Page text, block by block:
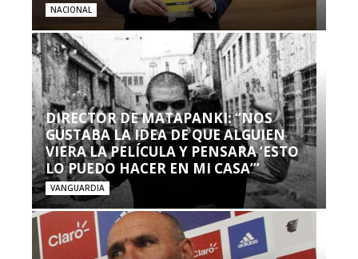
NACIONAL
DIRECTOR DE MATAPANKI: “NOS
GUSTABA LA IDEA DE QUE ALGUIEN
VIERA LA PELÍCULA Y PENSARA ‘ESTO
LO PUEDO HACER EN MI CASA’”
VANGUARDIA